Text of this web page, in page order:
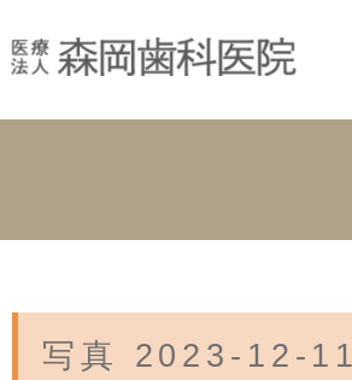
写真 2023-12-